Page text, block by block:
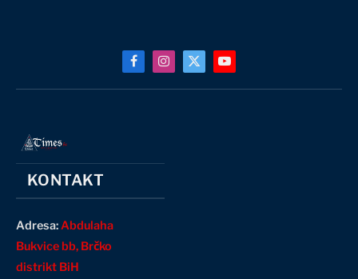
FacebookInstagram
X
YouTube
KONTAKT
Adresa:Abdulaha
Bukvice bb, Brčko
distrikt BiH